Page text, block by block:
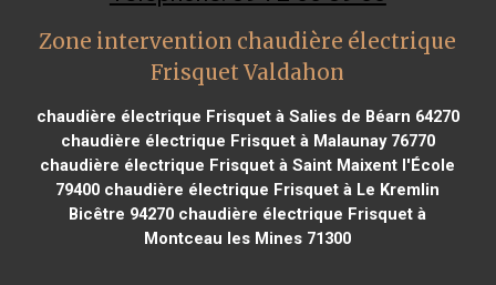
Zone intervention chaudière électrique
Frisquet Valdahon
chaudière électrique Frisquet à Salies de Béarn 64270
chaudière électrique Frisquet à Malaunay 76770
chaudière électrique Frisquet à Saint Maixent l'École
79400 chaudière électrique Frisquet à Le Kremlin
Bicêtre 94270 chaudière électrique Frisquet à
Montceau les Mines 71300